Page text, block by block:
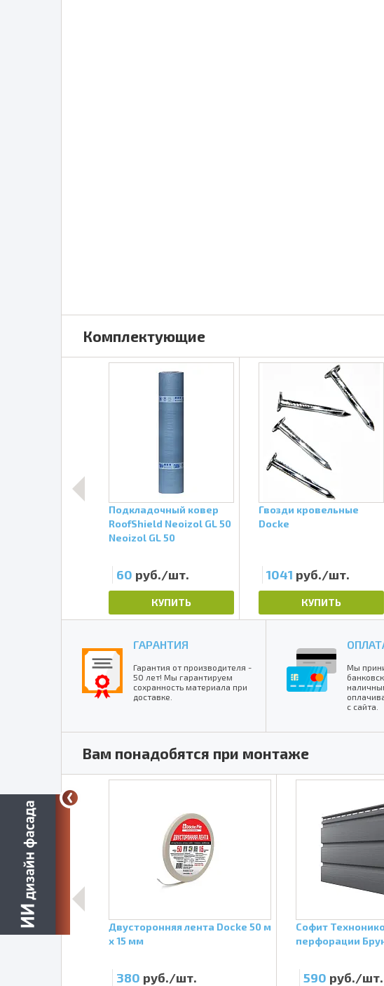
Комплектующие
Подкладочный ковер
RoofShield Neoizol GL 50
Neoizol GL 50
60 руб./шт.
КУПИТЬ
Гвозди кровельные
Docke
1041 руб./шт.
КУПИТЬ
ГАРАНТИЯ
Гарантия от производителя -
50 лет! Мы гарантируем
сохранность материала при
доставке.
Мы
с сайта.
Вам понадобятся при монтаже
RAL9003
Двусторонняя лента Docke 50 м
х 15 мм
380 руб./шт.
Софит
перфорации
590 руб./шт.